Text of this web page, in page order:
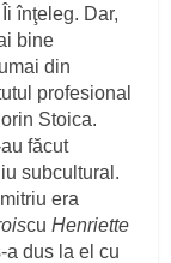
înţeleg. Dar,
bine
din
profesional
Stoica.
făcut
subcultural.
era
cuHenriette
a dus la el cu